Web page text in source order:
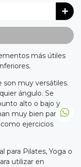
más útiles
son muy versátiles.
ángulo. Se
alto o bajo y
muy bien para
ejercicios
para Pilates, Yoga o
utilizar en